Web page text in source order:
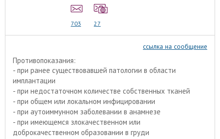
703 27
ссылка на сообщение
Противопоказания:
- при ранее существовавшей патологии в области
имплантации
- при недостаточном количестве собственных тканей
- при общем или локальном инфицировании
- при аутоиммунном заболевании в анамнезе
- при имеющемся злокачественном или
доброкачественном образовании в груди